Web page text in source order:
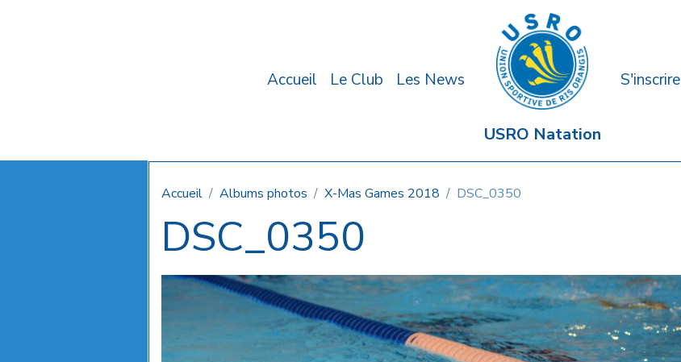
Accueil Le Club Les News
USRO Natation
S'inscrire
Accueil Albums photos X-Mas Games 2018 DSC_0350
DSC_0350